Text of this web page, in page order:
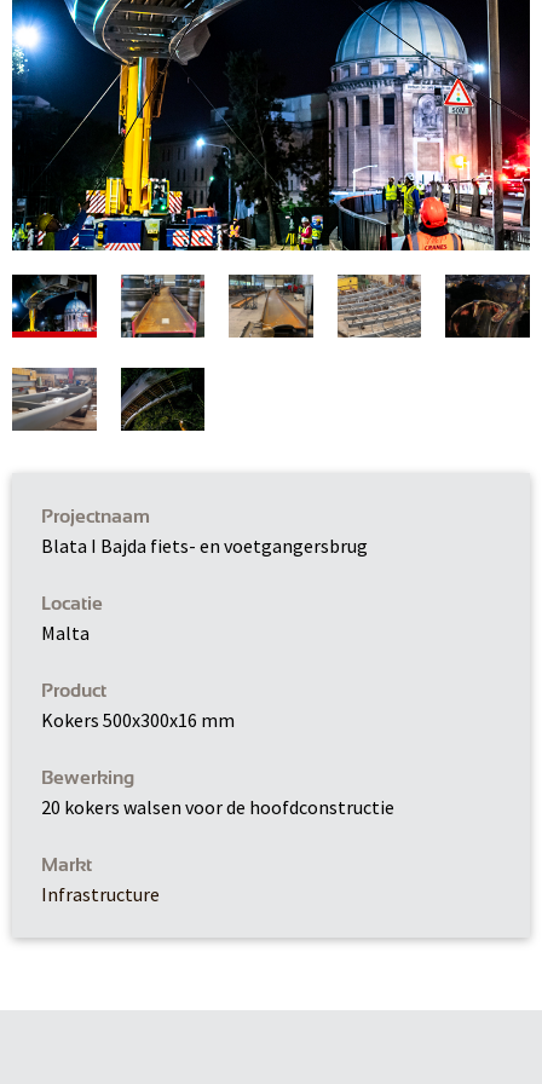
Projectnaam
Blata I Bajda fiets- en voetgangersbrug
Locatie
Malta
Product
Kokers 500x300x16 mm
Bewerking
20 kokers walsen voor de hoofdconstructie
Markt
Infrastructure